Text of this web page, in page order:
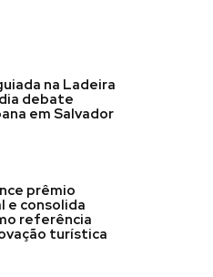
na Ladeira
debate
em Salvador
prêmio
e consolida
referência
turística